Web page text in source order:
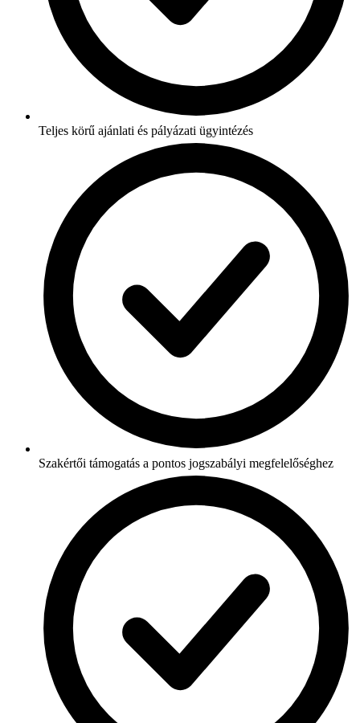
Teljes körű ajánlati és pályázati ügyintézés
Szakértői támogatás a pontos jogszabályi megfelelőséghez